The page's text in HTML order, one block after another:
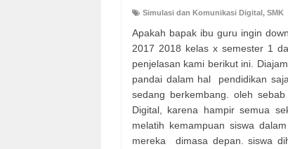
Simulasi dan Komunikasi Digital, SMK
Apakah bapak ibu guru ingin
2017 2018 kelas x semester 1
penjelasan kami berikut ini.
pandai dalam hal pendidikan
sedang berkembang. oleh
Digital, karena hampir semua
melatih kemampuan siswa
mereka dimasa depan. siswa